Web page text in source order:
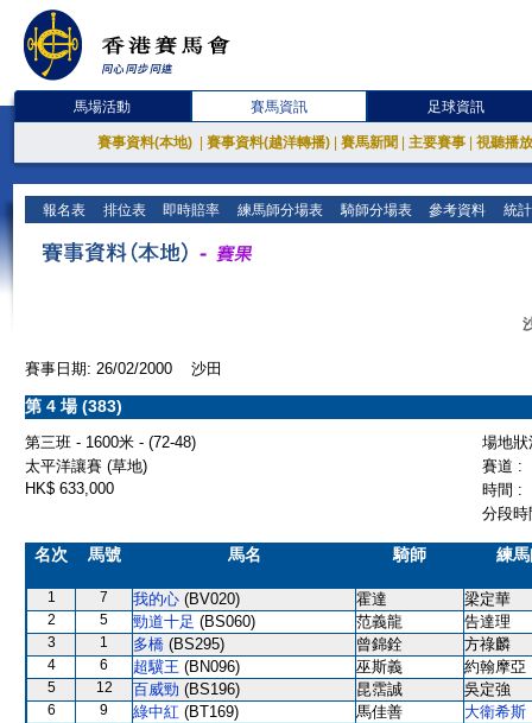
馬場活動 賽馬資訊 足球資訊
賽事資料(本地) 賽事資料(越洋轉播) 賽馬新聞 主要賽事 視聽播
報名表 排位表 即時賠率 練馬師分場表 騎師分場表 參考資料 統
賽事日期: 26/02/2000 沙田
第 4 場 (383)
第三班 - 1600米 - (72-48)
場地
太平洋讓賽 (草地)
賽道 :
HK$ 633,000
時間 :
分段
名次 馬號 馬名 騎師 練
1 7 我的心 (BV020) 霍達 梁定華
2 5 勁道十足 (BS060) 范義龍 告達理
3 1 多橋 (BS295) 曾錦銓 方祿麟
4 6 超驥王 (BN096) 巫斯義 約翰摩亞
5 12 百威勁 (BS196) 昆霑誠 吳定強
6 9 綠中紅 (BT169) 馬佳善 大衛希斯